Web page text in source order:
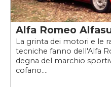
Alfa Romeo
La grinta dei motori e le
tecniche fanno dell'Alfa
degna del marchio
cofano....